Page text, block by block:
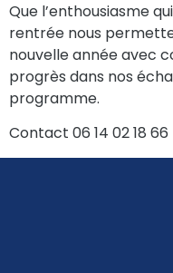
Que l’enthousiasme
rentrée nous
nouvelle année avec
progrès dans nos
programme.
Contact 06 14 02 18 66